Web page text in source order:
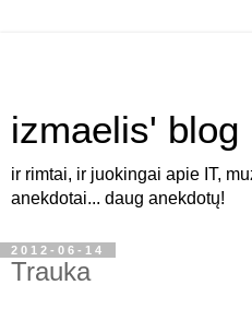
izmaelis' blog
ir rimtai, ir juokingai apie IT,
anekdotai... daug anekdotų!
2012-06-14
Trauka